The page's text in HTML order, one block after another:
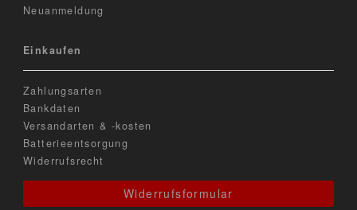
Neuanmeldung
Einkaufen
Zahlungsarten
Bankdaten
Versandarten & -kosten
Batterieentsorgung
Widerrufsrecht
Widerrufsformular